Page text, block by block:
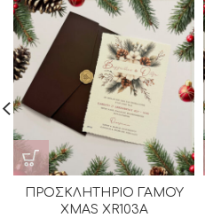
ΠΡΟΣΚΛΗΤΗΡΙΟ ΓΑΜΟΥ
XMAS XR103Α